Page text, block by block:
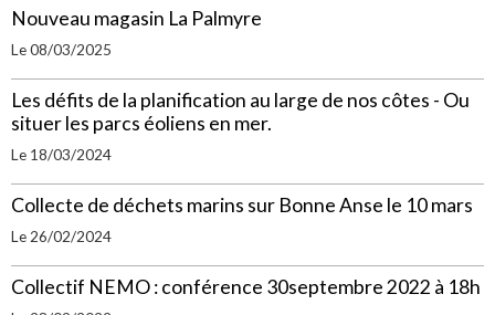
Nouveau magasin La Palmyre
Le 08/03/2025
Les défits de la planification au large de nos côtes - Ou
situer les parcs éoliens en mer.
Le 18/03/2024
Collecte de déchets marins sur Bonne Anse le 10 mars
Le 26/02/2024
Collectif NEMO : conférence 30septembre 2022 à 18h